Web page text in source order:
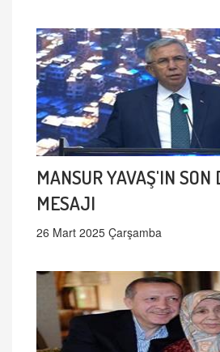
MANSUR YAVAŞ'IN SON
MESAJI
26 Mart 2025 Çarşamba